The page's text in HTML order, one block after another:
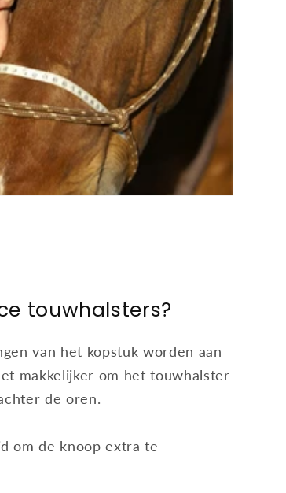
touwhalsters?
van het kopstuk worden aan
makkelijker om het touwhalster
de oren.
om de knoop extra te